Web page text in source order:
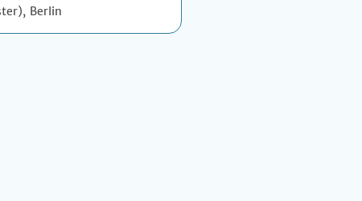
Berlin